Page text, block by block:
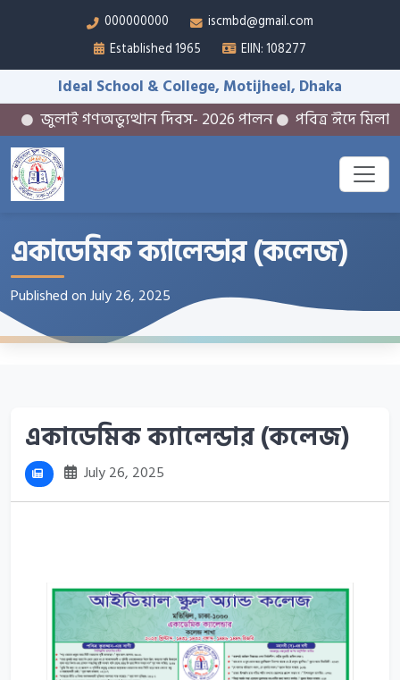
000000000
iscmbd@gmail.com
Established 1965
EIIN: 108277
Ideal School & College, Motijheel, Dhaka
জুলাই গণঅভ্যুত্থান দিবস- 2026 পালন পবিত্র ঈদে
একাডেমিক ক্যালেন্ডার (কলেজ)
Published on July 26, 2025
একাডেমিক ক্যালেন্ডার (কলেজ)
July 26, 2025